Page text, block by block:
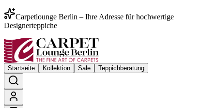
Carpetlounge Berlin – Ihre Adresse für hochwertige
Designerteppiche
Startseite Kollektion Sale Teppichberatung